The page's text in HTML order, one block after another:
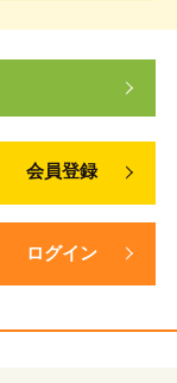
会員登録
ログイン